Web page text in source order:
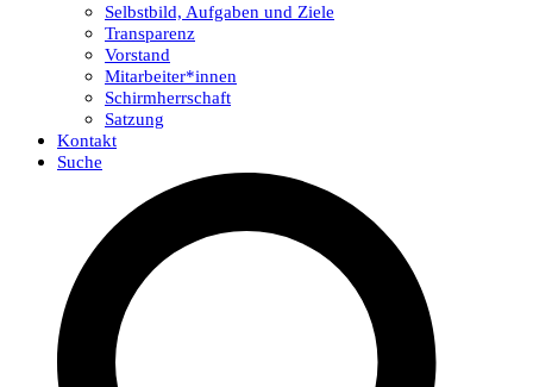
Selbstbild, Aufgaben und Ziele
Transparenz
Vorstand
Mitarbeiter*innen
Schirmherrschaft
Satzung
Kontakt
Suche